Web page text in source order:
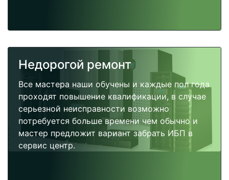
Недорогой ремонт
Все мастера наши обучены и каждые пол года
проходят повышение квалификации, в случае
серьезной неисправности возможно
потребуется больше времени чем обычно и
мастер предложит вариант забрать ИБП в
сервис центр.